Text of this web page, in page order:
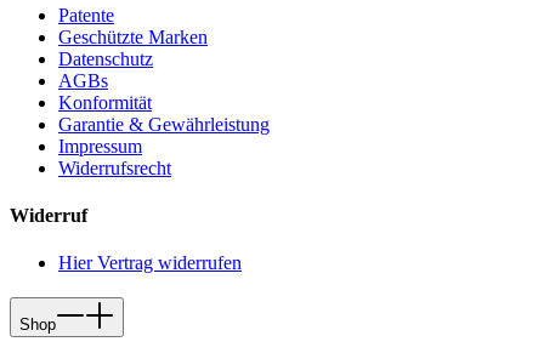
Patente
Geschützte Marken
Datenschutz
AGBs
Konformität
Garantie & Gewährleistung
Impressum
Widerrufsrecht
Widerruf
Hier Vertrag widerrufen
Shop